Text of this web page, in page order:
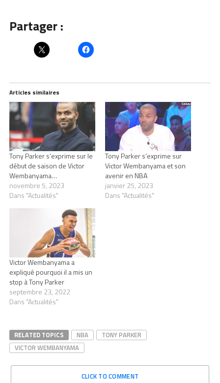
Partager :
Articles similaires
Tony Parker s’exprime sur le
début de saison de Victor
Wembanyama…
novembre 5, 2023
Dans "Actualités"
Tony Parker s’exprime sur
Victor Wembanyama et son
avenir en NBA
janvier 25, 2023
Dans "Actualités"
Victor Wembanyama a
expliqué pourquoi il a mis un
stop à Tony Parker
septembre 23, 2022
Dans "Actualités"
RELATED TOPICS NBA
TONY PARKER
VICTOR WEMBANYAMA
CLICK TO COMMENT